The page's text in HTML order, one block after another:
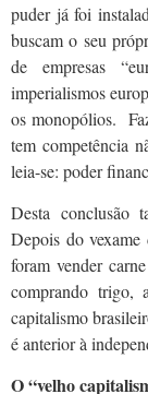
puder já foi
buscam o seu
de empresas
imperialismos
os monopólios.
tem competência
leia-se: poder
Desta conclusão
Depois do vexame
foram vender
comprando trigo,
capitalismo
é anterior à
O “velho